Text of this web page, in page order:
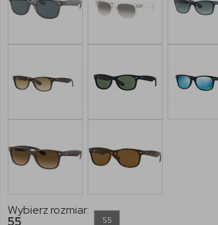
Wybierz rozmiar:
55